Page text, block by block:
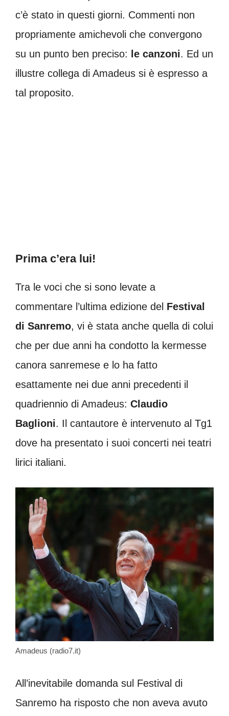
c’è stato in questi giorni. Commenti non
propriamente amichevoli che convergono
su un punto ben preciso: le canzoni. Ed un
illustre collega di Amadeus si è espresso a
tal proposito.
Prima c’era lui!
Tra le voci che si sono levate a
commentare l’ultima edizione del Festival
di Sanremo, vi è stata anche quella di colui
che per due anni ha condotto la kermesse
canora sanremese e lo ha fatto
esattamente nei due anni precedenti il
quadriennio di Amadeus: Claudio
Baglioni. Il cantautore è intervenuto al Tg1
dove ha presentato i suoi concerti nei teatri
lirici italiani.
Amadeus (radio7.it)
All’inevitabile domanda sul Festival di
Sanremo ha risposto che non aveva avuto